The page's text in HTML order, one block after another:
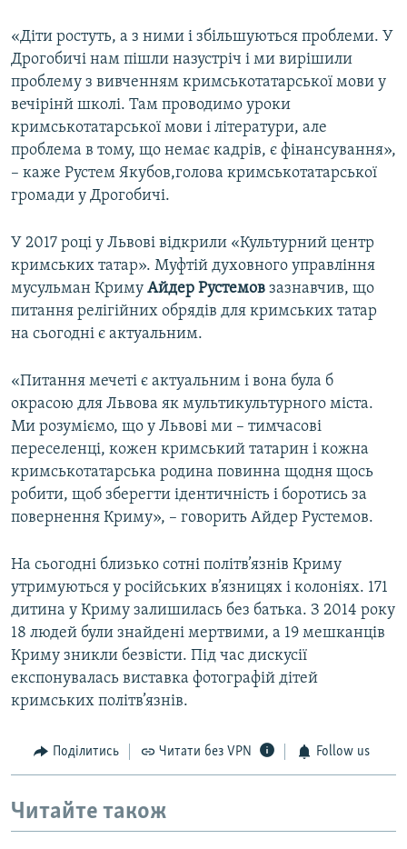
«Діти ростуть, а з ними і збільшуються проблеми. У
Дрогобичі нам пішли назустріч і ми вирішили
проблему з вивченням кримськотатарської мови у
вечірінй школі. Там проводимо уроки
кримськотатарської мови і літератури, але
проблема в тому, що немає кадрів, є фінансування»,
– каже Рустем Якубов,голова кримськотатарської
громади у Дрогобичі.
У 2017 році у Львові відкрили «Культурний центр
кримських татар». Муфтій духовного управління
мусульман Криму Айдер Рустемов зазнавчив, що
питання релігійних обрядів для кримських татар
на сьогодні є актуальним.
«Питання мечеті є актуальним і вона була б
окрасою для Львова як мультикультурного міста.
Ми розуміємо, що у Львові ми – тимчасові
переселенці, кожен кримський татарин і кожна
кримськотатарська родина повинна щодня щось
робити, щоб зберегти ідентичність і боротись за
повернення Криму», – говорить Айдер Рустемов.
На сьогодні близько сотні політв’язнів Криму
утримуються у російських в’язницях і колоніях. 171
дитина у Криму залишилась без батька. З 2014 року
18 людей були знайдені мертвими, а 19 мешканців
Криму зникли безвісти. Під час дискусії
експонувалась виставка фотографій дітей
кримських політв’язнів.
Поділитись Читати без VPN Follow us
Читайте також